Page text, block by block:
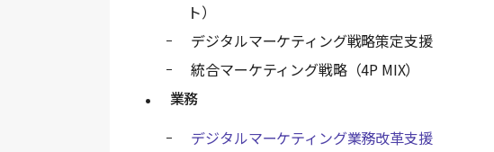
ト）
デジタルマーケティング戦略策定支援
統合マーケティング戦略（4P MIX）
業務
デジタルマーケティング業務改革支援